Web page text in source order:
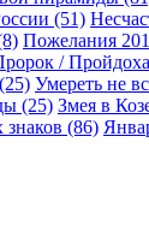
(51)
Пожелания
/
Умереть не
(25) Змея в
(86)